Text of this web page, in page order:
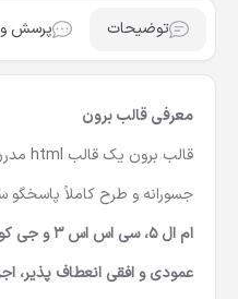
توضیحات پرسش
معرفی قالب برون
قالب برون یک قالب html
جسورانه و طرح کاملاً پاسخگو
ام ال 5،
عمودی و افقی انعطاف پذیر،